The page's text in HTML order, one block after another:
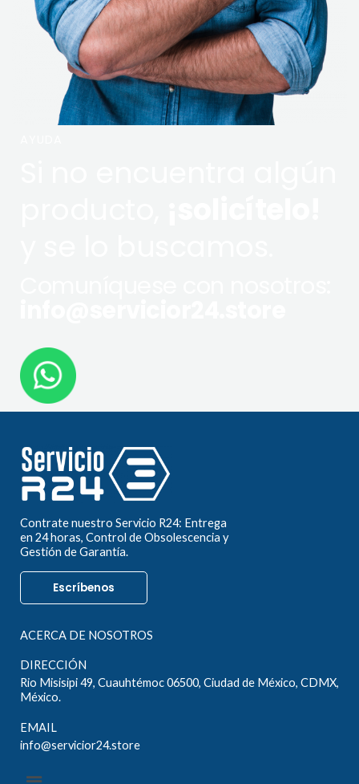
Contrate nuestro Servicio R24: Entrega
en 24 horas, Control de Obsolescencia y
Gestión de Garantía.
Escríbenos
ACERCA DE NOSOTROS
DIRECCIÓN
Rio Misisipi 49, Cuauhtémoc 06500, Ciudad de México, CDMX,
México.
EMAIL
info@servicior24.store
Menú